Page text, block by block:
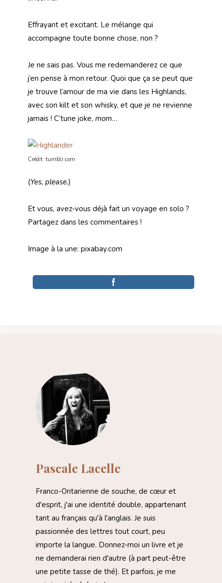
Effrayant et excitant. Le mélange qui
accompagne toute bonne chose, non ?
Je ne sais pas. Vous me redemanderez ce que
j’en pense à mon retour. Quoi que ça se peut que
je trouve l’amour de ma vie dans les Highlands,
avec son kilt et son whisky, et que je ne revienne
jamais ! C’tune joke, mom…
Crédit: tumblr.com
(Yes, please.)
Et vous, avez-vous déjà fait un voyage en solo ?
Partagez dans les commentaires !
Image à la une: pixabay.com
Pascale Lacelle
Franco-Ontarienne de souche, de cœur et
d'esprit, j'ai une identité double, appartenant
tant au français qu'à l'anglais. Je suis
passionnée des lettres tout court, peu
importe la langue. Donnez-moi un livre et je
ne demanderai rien d'autre (à part peut-être
une petite tasse de thé). Et parfois, je me